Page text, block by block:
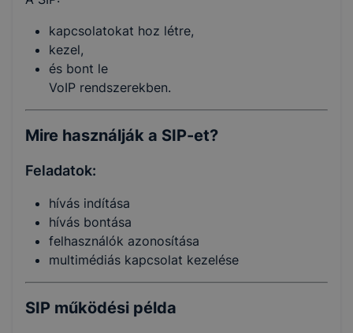
kapcsolatokat hoz létre,
kezel,
és bont le
VoIP rendszerekben.
Mire használják a SIP-et?
Feladatok:
hívás indítása
hívás bontása
felhasználók azonosítása
multimédiás kapcsolat kezelése
SIP működési példa